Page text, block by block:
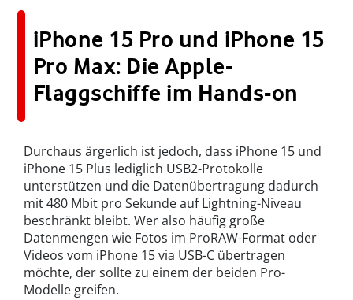
iPhone 15 Pro und iPhone 15
Pro Max: Die Apple-
Flaggschiffe im Hands-on
Durchaus ärgerlich ist jedoch, dass iPhone 15 und
iPhone 15 Plus lediglich USB2-Protokolle
unterstützen und die Datenübertragung dadurch
mit 480 Mbit pro Sekunde auf Lightning-Niveau
beschränkt bleibt. Wer also häufig große
Datenmengen wie Fotos im ProRAW-Format oder
Videos vom iPhone 15 via USB-C übertragen
möchte, der sollte zu einem der beiden Pro-
Modelle greifen.